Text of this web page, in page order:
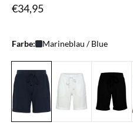
€34,95
Farbe: Marineblau / Blue